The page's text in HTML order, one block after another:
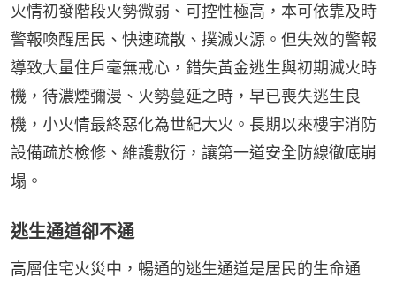
火情初發階段火勢微弱、可控性極高，本可依靠及時
警報喚醒居民、快速疏散、撲滅火源。但失效的警報
導致大量住戶毫無戒心，錯失黃金逃生與初期滅火時
機，待濃煙彌漫、火勢蔓延之時，早已喪失逃生良
機，小火情最終惡化為世紀大火。長期以來樓宇消防
設備疏於檢修、維護敷衍，讓第一道安全防線徹底崩
塌。
逃生通道卻不通
高層住宅火災中，暢通的逃生通道是居民的生命通